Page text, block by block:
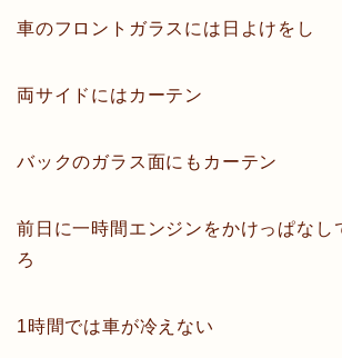
車のフロントガラスには日よけをし
両サイドにはカーテン
バックのガラス面にもカーテン
前日に一時間エンジンをかけっぱなし
ろ
1時間では車が冷えない